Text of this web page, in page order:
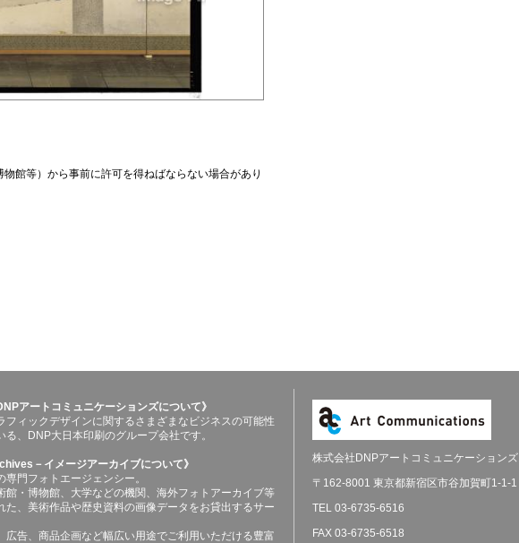
館等）から事前に許可を得ねばならない場合があり
アートコミュニケーションズについて》
フィックデザインに関するさまざまなビジネスの可能性
る、DNP大日本印刷のグループ会社です。
－イメージアーカイブについて》
専門フォトエージェンシー。
館・博物館、大学などの機関、海外フォトアーカイブ等
た、美術作品や歴史資料の画像データをお貸出するサー
広告、商品企画など幅広い用途でご利用いただける豊富
株式会社DNPアートコミュニケーションズ
〒162-8001 東京都新宿区市谷加賀町1-1-1
TEL 03-6735-6516
FAX 03-6735-6518